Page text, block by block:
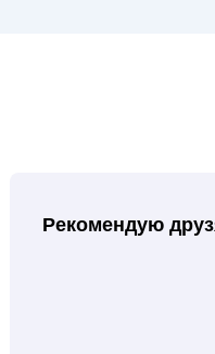
Рекомендую